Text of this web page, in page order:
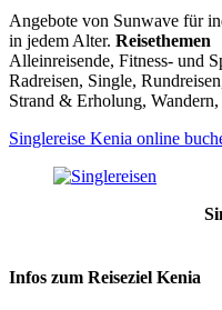
Angebote von Sunwave für
in jedem Alter. Reisethemen
Alleinreisende, Fitness- und
Radreisen, Single,
Strand & Erholung,
Singlereise Kenia online
Infos zum Reiseziel Kenia